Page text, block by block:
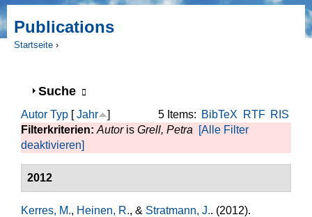
Publications
Startseite ›
Anzeigen
Suche
5 Items: BibTeX RTF RIS
Autor Typ [Jahr
]
Filterkriterien: Autoris Grell, Petra
[Alle Filter
deaktivieren]
2012
Kerres, M., Heinen, R., & Stratmann, J.. (2012).